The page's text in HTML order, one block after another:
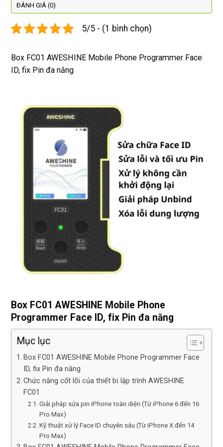
xịn
phí.
bền
ĐÁNH GIÁ (0)
5/5 - (1 bình chọn)
Box FC01 AWESHINE Mobile Phone Programmer Face
ID, fix Pin đa năng
Box FC01 AWESHINE Mobile Phone
Programmer Face ID, fix Pin đa năng
Mục lục
Box FC01 AWESHINE Mobile Phone Programmer Face
ID, fix Pin đa năng
Chức năng cốt lõi của thiết bị lập trình AWESHINE
FC01
Giải pháp sửa pin iPhone toàn diện (Từ iPhone 6 đến 16
Pro Max)
Kỹ thuật xử lý Face ID chuyên sâu (Từ iPhone X đến 14
Pro Max)